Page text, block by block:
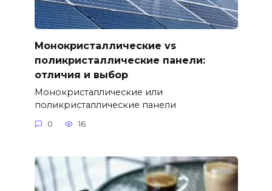
Монокристаллические vs
поликристаллические панели:
отличия и выбор
Монокристаллические или
поликристаллические панели
0 16